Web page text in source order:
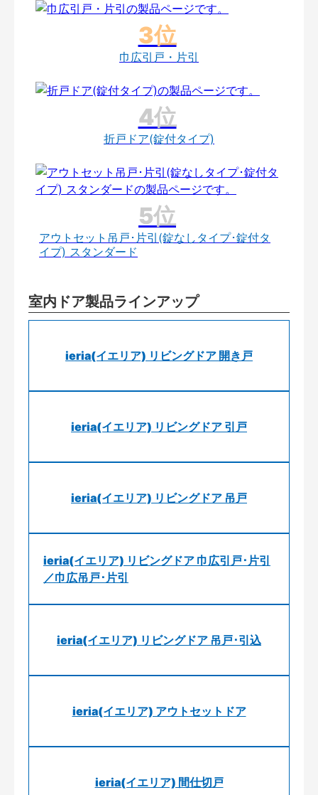
巾広引戸・片引
折戸ドア(錠付タイプ)
アウトセット吊戸･片引(錠なしタイプ･錠付タ
イプ) スタンダード
室内ドア製品ラインアップ
ieria(イエリア) リビングドア 開き戸
ieria(イエリア) リビングドア 引戸
ieria(イエリア) リビングドア 吊戸
ieria(イエリア) リビングドア 巾広引戸･片引
／巾広吊戸･片引
ieria(イエリア) リビングドア 吊戸･引込
ieria(イエリア) アウトセットドア
ieria(イエリア) 間仕切戸